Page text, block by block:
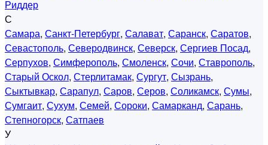
Риддер
С
Самара, Санкт-Петербург, Салават, Саранск, Саратов,
Севастополь, Северодвинск, Северск, Сергиев Посад,
Серпухов, Симферополь, Смоленск, Сочи, Ставрополь,
Старый Оскол, Стерлитамак, Сургут, Сызрань,
Сыктывкар, Сарапул, Саров, Серов, Соликамск, Сумы,
Сумгаит, Сухум, Семей, Сороки, Самарканд, Сарань,
Степногорск, Сатпаев
У